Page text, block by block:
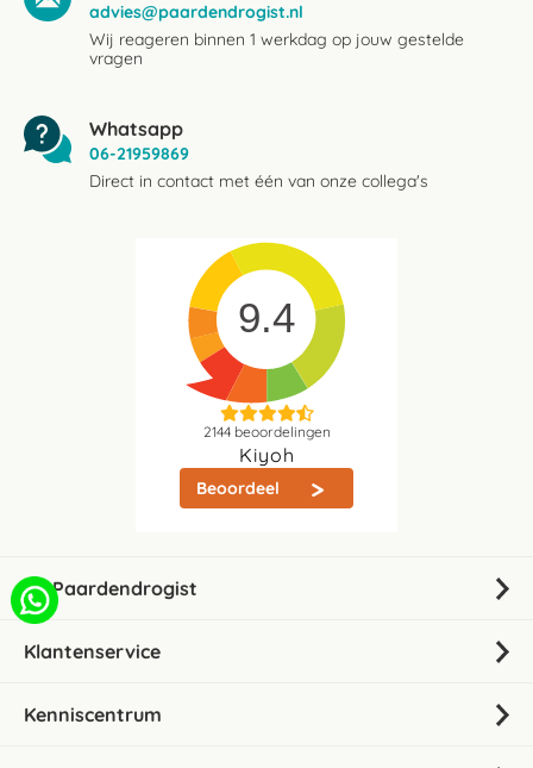
advies@paardendrogist.nl
Wij reageren binnen 1 werkdag op jouw gestelde
vragen
Whatsapp
06-21959869
Direct in contact met één van onze collega's
9.4
2144beoordelingen
Kiyoh
Beoordeel
De Paardendrogist
Klantenservice
Kenniscentrum